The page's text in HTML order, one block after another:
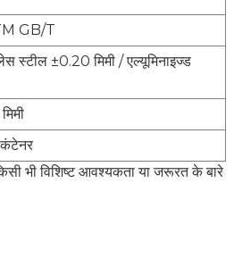
GB/T
स्टील ±0.20 मिमी / एल्यूमिनाइज्ड
कंटेनर
भी विशिष्ट आवश्यकता या जरूरत के बारे